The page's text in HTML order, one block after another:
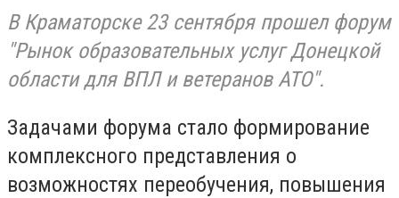
В Краматорске 23 сентября прошел форум
"Рынок образовательных услуг Донецкой
области для ВПЛ и ветеранов АТО".
Задачами форума стало формирование
комплексного представления о
возможностях переобучения, повышения